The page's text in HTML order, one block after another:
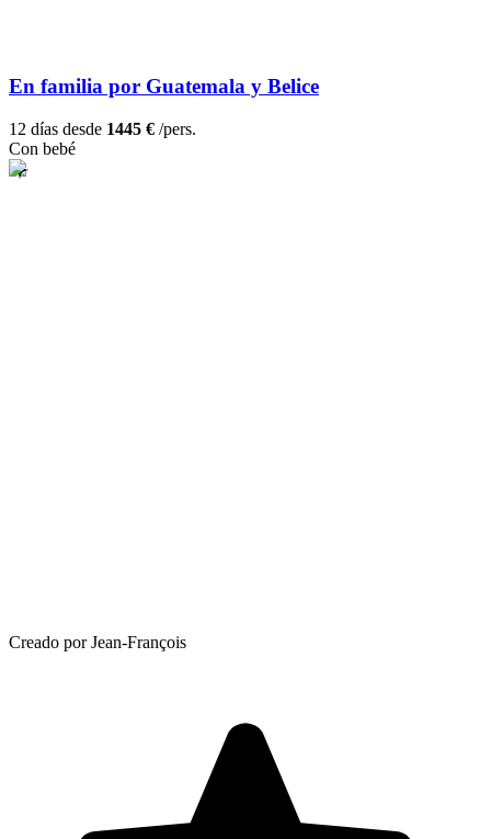
En familia por Guatemala y Belice
12 días desde 1445 € /pers.
Con bebé
Creado por Jean-François